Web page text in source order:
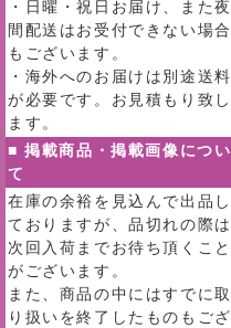
・日曜・祝日お届け、また夜
間配送はお受付できない場合
もございます。
・海外へのお届けは別途送料
が必要です。お見積もり致し
ます。
■ 掲載商品・掲載画像につい
て
在庫の余裕を見込んで出品し
ておりますが、品切れの際は
次回入荷までお待ち頂くこと
がございます。
また、商品の中にはすでに取
り扱いを終了したものもござ